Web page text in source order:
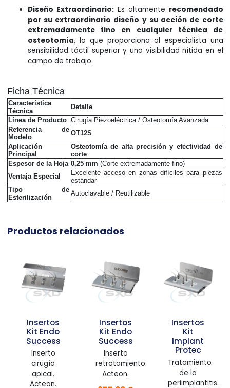
Diseño Extraordinario:Es altamente recomendado
por su extraordinario diseño y su acción de corte
extremadamente fino en cualquier técnica de
osteotomía, lo que proporciona al especialista una
sensibilidad táctil superior y una visibilidad nítida en el
campo de trabajo.
Ficha Técnica
Característica
Técnica
Detalle
Línea de Producto
Cirugía Piezoeléctrica / Osteotomía Avanzada
Referencia de
Modelo
OT12S
Aplicación
Principal
Osteotomía de alta precisión y efectividad de
corte
Espesor de la Hoja 0,25 mm (Corte extremadamente fino)
Ventaja Especial
Excelente acceso en zonas difíciles para piezas
estándar
Tipo de
Esterilización
Autoclavable / Reutilizable
Productos relacionados
Insertos
Kit Endo
Success
Inserto
cirugía
apical.
Acteon.
Insertos
Kit Endo
Success
Inserto
retratamiento.
Acteon.
Insertos
Kit
Implant
Protec
Tratamiento
de la
periimplantitis.